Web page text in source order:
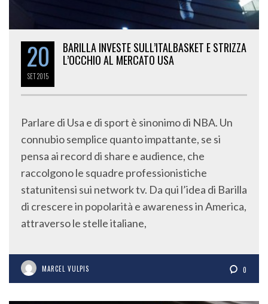
20
SET2015
BARILLA INVESTE SULL’ITALBASKET E STRIZZA
L’OCCHIO AL MERCATO USA
Parlare di Usa e di sport è sinonimo di NBA. Un
connubio semplice quanto impattante, se si
pensa ai record di share e audience, che
raccolgono le squadre professionistiche
statunitensi sui network tv. Da qui l’idea di Barilla
di crescere in popolarità e awareness in America,
attraverso le stelle italiane,
MARCEL VULPIS 0